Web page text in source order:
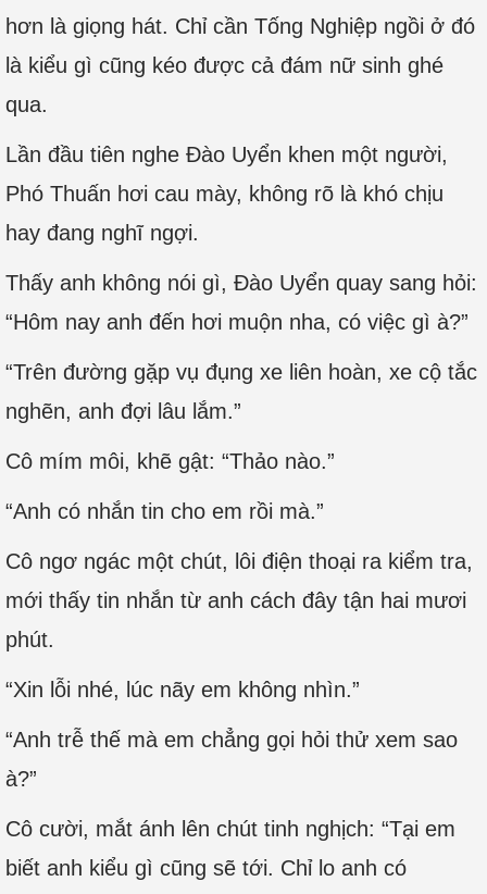
hơn là giọng hát. Chỉ cần Tống Nghiệp ngồi ở đó
là kiểu gì cũng kéo được cả đám nữ sinh ghé
qua.
Lần đầu tiên nghe Đào Uyển khen một người,
Phó Thuấn hơi cau mày, không rõ là khó chịu
hay đang nghĩ ngợi.
Thấy anh không nói gì, Đào Uyển quay sang hỏi:
“Hôm nay anh đến hơi muộn nha, có việc gì à?”
“Trên đường gặp vụ đụng xe liên hoàn, xe cộ tắc
nghẽn, anh đợi lâu lắm.”
Cô mím môi, khẽ gật: “Thảo nào.”
“Anh có nhắn tin cho em rồi mà.”
Cô ngơ ngác một chút, lôi điện thoại ra kiểm tra,
mới thấy tin nhắn từ anh cách đây tận hai mươi
phút.
“Xin lỗi nhé, lúc nãy em không nhìn.”
“Anh trễ thế mà em chẳng gọi hỏi thử xem sao
à?”
Cô cười, mắt ánh lên chút tinh nghịch: “Tại em
biết anh kiểu gì cũng sẽ tới. Chỉ lo anh có